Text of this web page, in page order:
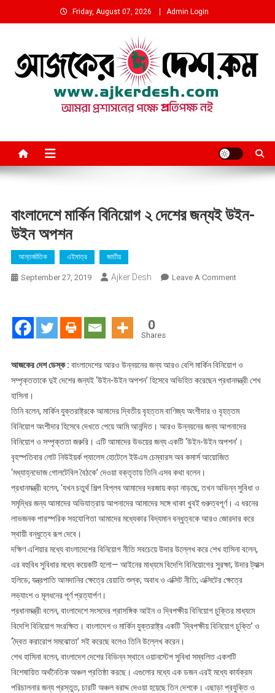
to
Friday, August 07, 2026 Admin Login
বাংলাদেশে মার্কিন বিনিয়োগ ২ দেশের জন্যই উইন-
উইন অপশন
আন্তর্জাতিক এইমাত্র জাতীয়
September 27, 2019 Ajker Desh Leave A CommentOn
জন্যই
উইন-
0
Shares
আজকের দেশ ডেস্ক : বাংলাদেশের আরও উন্নয়নের জন্য আরও বেশি মার্কিন বিনিয়োগ ও
সম্পৃক্ততাকে দুই দেশের জন্যই ‘উইন-উইন অপশন’ হিসেবে অভিহিত করেছেন প্রধানমন্ত্রী শেখ
হাসিনা।
তিনি বলেন, মার্কিন যুক্তরাষ্ট্রকে আমাদের দ্বিতীয় বৃহত্তম বাণিজ্য অংশীদার ও বৃহত্তম
বিনিয়োগ অংশীদার হিসেবে দেখতে পেয়ে আমি আনন্দিত। আরও উন্নয়নের জন্য আপনাদের
বিনিয়োগ ও সম্পৃক্ততা জরুরি। এটি আমাদের উভয়ের জন্য একটি ‘উইন-উইন অপশন’।
বৃহস্পতিবার লোট নিউইয়র্ক প্যালেস হোটেলে ইউএস চেম্বারস অব কমার্স আয়োজিত
‘মধ্যাহ্নভোজ গোলটেবিল বৈঠকে’ দেওয়া বক্তৃতায় তিনি এসব কথা বলেন।
প্রধানমন্ত্রী বলেন, ‘যখন চতুর্থ শিল্প বিপ্লব আমাদের দরজায় কড়া নাড়ছে, তখন অভিন্ন সুবিধা ও
সমৃদ্ধির জন্য আমাদের অভিযাত্রায় আপনাদের আমাদের সঙ্গে থাকা খুবই গুরুত্বপূর্ণ। এ ধরনের
লাভজনক পারস্পরিক সহযোগিতা আমাদের মধ্যেকার বিদ্যমান বন্ধুত্বকে আরও জোরদার করে
স্থায়ী বন্ধুত্বে রূপ দেবে।
দক্ষিণ এশিয়ার মধ্যে বাংলাদেশের বিনিয়োগ নীতি সবচেয়ে উদার উল্লেখ করে শেখ হাসিনা বলেন,
এর বহুবিধ সুবিধার মধ্যে কয়েকটি হলো— আইনের মাধ্যমে বিদেশি বিনিয়োগের সুরক্ষা; উদার ট্যাক্স
হলিডে; যন্ত্রপাতি আমদানির ক্ষেত্রে রেয়াতি শুল্ক; অবাধ ও এক্সিট নীতি; এক্সিটের ক্ষেত্রে
লভ্যাংশ ও মূলধনের পূর্ণ প্রত্যার্পণ।
প্রধানমন্ত্রী বলেন, বাংলাদেশে সংসদের প্রাসঙ্গিক আইন ও দ্বিপক্ষীয় বিনিয়োগ চুক্তির মাধ্যমে
বিদেশি বিনিয়োগ সংরক্ষিত। বাংলাদেশ ও মার্কিন যুক্তরাষ্ট্র একটি ‘দ্বিপক্ষীয় বিনিয়োগ চুক্তি’ ও
‘দ্বৈত করারোপ সমঝোতা’ সই করেছে বলেও তিনি উল্লেখ করেন।
শেখ হাসিনা বলেন, বাংলাদেশ দেশের বিভিন্ন স্থানে ওয়ানস্টেপ সুবিধা সম্বলিত একশটি
বিশেষায়িত অর্থনৈতিক অঞ্চল প্রতিষ্ঠা করছে। এগুলোর মধ্যে এক ডজন এরই মধ্যে কার্যক্রম
পরিচালনার জন্য প্রস্তুত, চারটি অঞ্চল বরাদ্দ দেওয়া হয়েছে তিন দেশকে। এছাড়া প্রযুক্তি ও